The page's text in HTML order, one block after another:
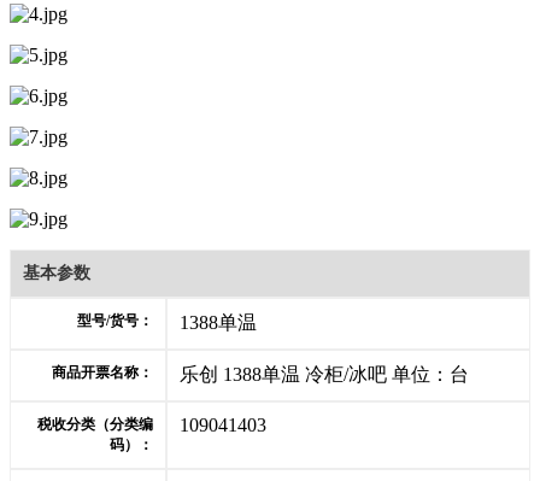
基本参数
型号/货号： 1388单温
商品开票名称： 乐创 1388单温 冷柜/冰吧 单位：台
税收分类（分类编
码）：
109041403